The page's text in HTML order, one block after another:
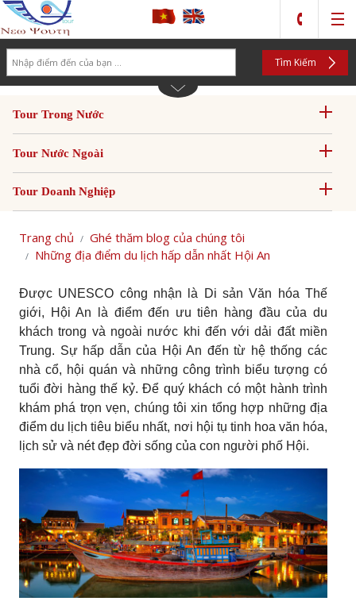
Tìm Kiếm
Tour Trong Nước
Tour Nước Ngoài
Tour Doanh Nghiệp
Trang chủ
Ghé thăm blog của chúng tôi
Những địa điểm du lịch hấp dẫn nhất Hội An
Được UNESCO công nhận là Di sản Văn hóa Thế
giới, Hội An là điểm đến ưu tiên hàng đầu của du
khách trong và ngoài nước khi đến với dải đất miền
Trung. Sự hấp dẫn của Hội An đến từ hệ thống các
nhà cổ, hội quán và những công trình biểu tượng có
tuổi đời hàng thế kỷ. Để quý khách có một hành trình
khám phá trọn vẹn, chúng tôi xin tổng hợp những địa
điểm du lịch tiêu biểu nhất, nơi hội tụ tinh hoa văn hóa,
lịch sử và nét đẹp đời sống của con người phố Hội.